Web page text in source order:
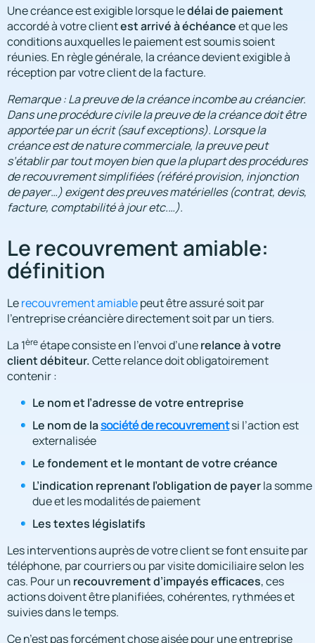
Une créance est exigible lorsque ledélai de paiement
accordé à votre clientest arrivé à échéanceet que les
conditions auxquelles le paiement est soumis soient
réunies. En règle générale, la créance devient exigible à
réception par votre client de la facture.
Remarque : La preuve de la créance incombe au créancier.
Dans une procédure civile la preuve de la créance doit être
apportée par un écrit (sauf exceptions). Lorsque la
créance est de nature commerciale, la preuve peut
s’établir par tout moyen bien que la plupart des procédures
de recouvrement simplifiées (référé provision, injonction
de payer…) exigent des preuves matérielles (contrat, devis,
facture, comptabilité à jour etc.…).
Le recouvrement amiable:
définition
Lerecouvrement amiablepeut être assuré soit par
l’entreprise créancière directement soit par un tiers.
La 1èreétape consiste en l’envoi d’unerelance à votre
client débiteur.Cette relance doit obligatoirement
contenir :
Le nom et l’adresse de votre entreprise
Le nom de lasociété de recouvrementsi l’action est
externalisée
Le fondement et le montant de votre créance
L’indication reprenant l’obligation de payerla somme
due et les modalités de paiement
Les textes législatifs
Les interventions auprès de votre client se font ensuite par
téléphone, par courriers ou par visite domiciliaire selon les
cas. Pour un recouvrement d’impayés efficaces, ces
actions doivent être planifiées, cohérentes, rythmées et
suivies dans le temps.
Ce n’est pas forcément chose aisée pour une entreprise